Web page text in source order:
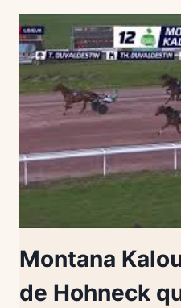
Montana
de Hohneck